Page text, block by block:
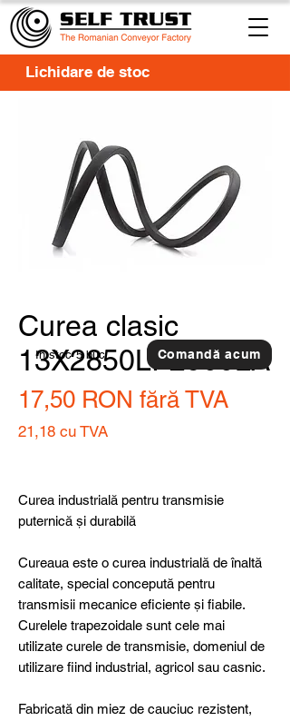
Curea clasic
13X2850LI-2900LA
17,50 RON fără TVA
21,18 cu TVA
Curea industrială pentru transmisie
puternică și durabilă
Cureaua este o curea industrială de înaltă
calitate, special concepută pentru
transmisii mecanice eficiente și fiabile.
Curelele trapezoidale sunt cele mai
utilizate curele de transmisie, domeniul de
utilizare fiind industrial, agricol sau casnic.
Fabricată din miez de cauciuc rezistent,
Lichidare de stoc
Comandă acum
In stoc 5 buc.